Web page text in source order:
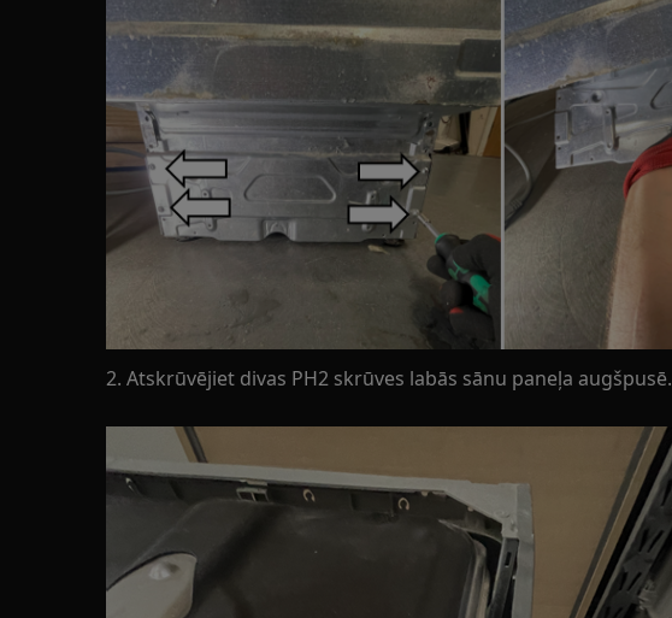
2. Atskrūvējiet divas PH2 skrūves labās sānu paneļa augšpusē.